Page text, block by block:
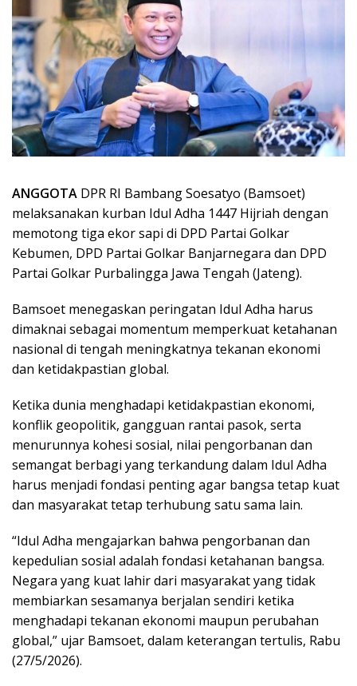
ANGGOTA DPR RI Bambang Soesatyo (Bamsoet)
melaksanakan kurban Idul Adha 1447 Hijriah dengan
memotong tiga ekor sapi di DPD Partai Golkar
Kebumen, DPD Partai Golkar Banjarnegara dan DPD
Partai Golkar Purbalingga Jawa Tengah (Jateng).
Bamsoet menegaskan peringatan Idul Adha harus
dimaknai sebagai momentum memperkuat ketahanan
nasional di tengah meningkatnya tekanan ekonomi
dan ketidakpastian global.
Ketika dunia menghadapi ketidakpastian ekonomi,
konflik geopolitik, gangguan rantai pasok, serta
menurunnya kohesi sosial, nilai pengorbanan dan
semangat berbagi yang terkandung dalam Idul Adha
harus menjadi fondasi penting agar bangsa tetap kuat
dan masyarakat tetap terhubung satu sama lain.
“Idul Adha mengajarkan bahwa pengorbanan dan
kepedulian sosial adalah fondasi ketahanan bangsa.
Negara yang kuat lahir dari masyarakat yang tidak
membiarkan sesamanya berjalan sendiri ketika
menghadapi tekanan ekonomi maupun perubahan
global,” ujar Bamsoet, dalam keterangan tertulis, Rabu
(27/5/2026).